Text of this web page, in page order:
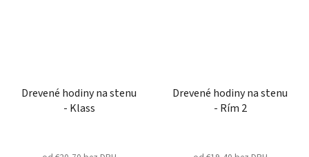
Drevené hodiny na stenu
- Klass
Drevené hodiny na stenu
- Rím 2